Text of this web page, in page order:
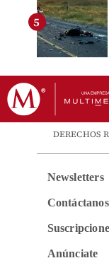
DERECHOS
Newsletters
Contáctanos
Anúnciate